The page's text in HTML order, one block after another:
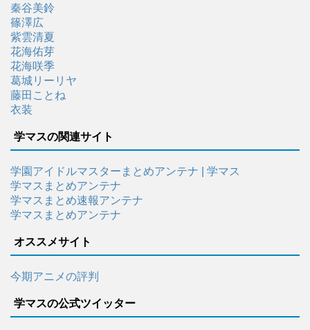
秦谷美鈴
篠澤広
紫雲清夏
花海佑芽
花海咲季
葛城リーリヤ
藤田ことね
衣装
学マスの関連サイト
学園アイドルマスターまとめアンテナ | 学マス
学マスまとめアンテナ
学マスまとめ速報アンテナ
学マスまとめアンテナ
オススメサイト
今期アニメの評判
学マスの公式ツイッター